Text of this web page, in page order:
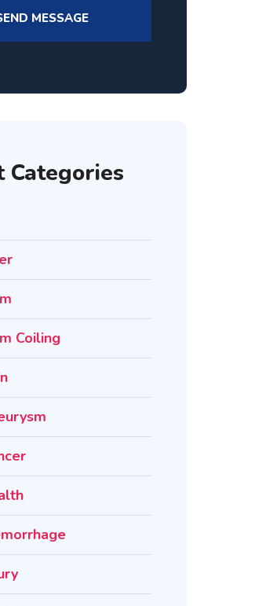
Categories
Coiling